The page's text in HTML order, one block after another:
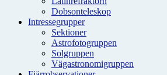
Dobsonteleskop
Intressegrupper
Sektioner
Astrofotogruppen
Solgruppen
Vägastronomigruppen